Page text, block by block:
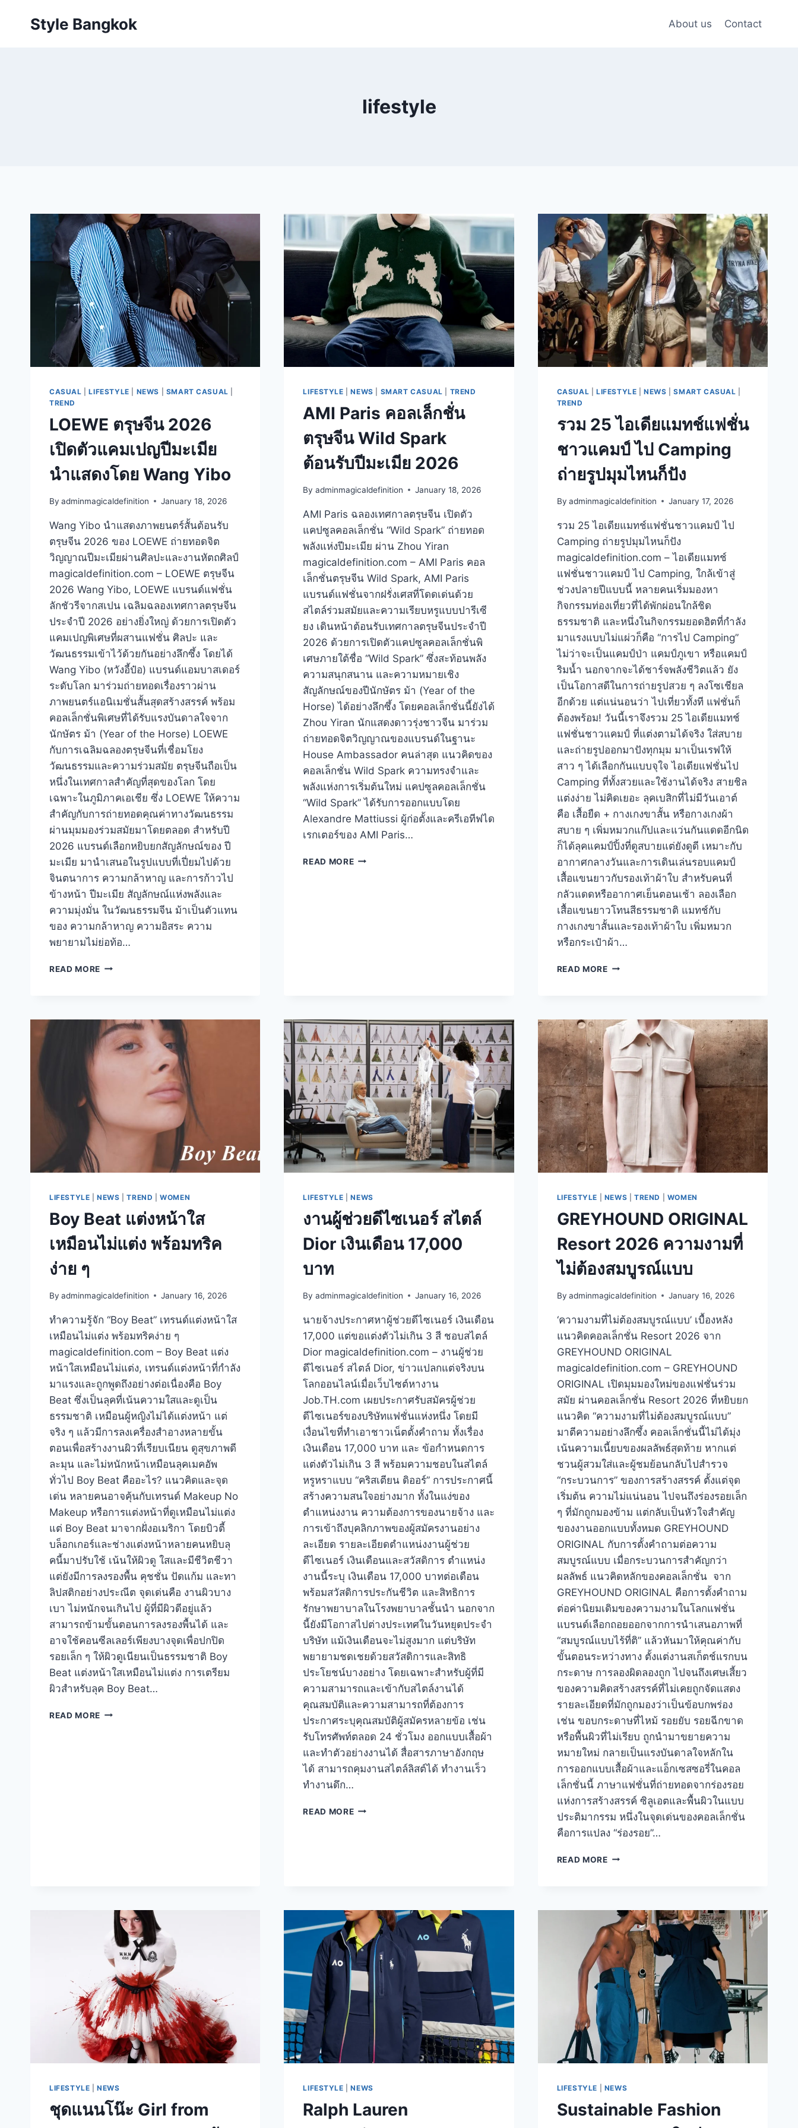
Style Bangkok About us Contact
lifestyle
CASUAL |LIFESTYLE NEWS SMART CASUAL
TREND
LOEWE ตรุษจีน 2026
เปิดตัวแคมเปญปีมะเมีย
นำแสดงโดย Wang Yibo
By adminmagicaldefinition January 18, 2026
Wang Yibo นำแสดงภาพยนตร์สั้นต้อนรับ
ตรุษจีน 2026 ของ LOEWE ถ่ายทอดจิต
วิญญาณปีมะเมียผ่านศิลปะและงานหัตถศิลป์
magicaldefinition.com – LOEWE ตรุษจีน
2026 Wang Yibo, LOEWE แบรนด์แฟชั่น
ลักชัวรีจากสเปน เฉลิมฉลองเทศกาลตรุษจีน
ประจำปี 2026 อย่างยิ่งใหญ่ ด้วยการเปิดตัว
แคมเปญพิเศษที่ผสานแฟชั่น ศิลปะ และ
วัฒนธรรมเข้าไว้ด้วยกันอย่างลึกซึ้ง โดยได้
Wang Yibo (หวังอี้ป๋อ) แบรนด์แอมบาสเดอร์
ระดับโลก มาร่วมถ่ายทอดเรื่องราวผ่าน
ภาพยนตร์แอนิเมชั่นสั้นสุดสร้างสรรค์ พร้อม
คอลเล็กชั่นพิเศษที่ได้รับแรงบันดาลใจจาก
นักษัตร ม้า (Year of the Horse) LOEWE
กับการเฉลิมฉลองตรุษจีนที่เชื่อมโยง
วัฒนธรรมและความร่วมสมัย ตรุษจีนถือเป็น
หนึ่งในเทศกาลสำคัญที่สุดของโลก โดย
เฉพาะในภูมิภาคเอเชีย ซึ่ง LOEWE ให้ความ
สำคัญกับการถ่ายทอดคุณค่าทางวัฒนธรรม
ผ่านมุมมองร่วมสมัยมาโดยตลอด สำหรับปี
2026 แบรนด์เลือกหยิบยกสัญลักษณ์ของ ปี
มะเมีย มานำเสนอในรูปแบบที่เปี่ยมไปด้วย
จินตนาการ ความกล้าหาญ และการก้าวไป
ข้างหน้า ปีมะเมีย สัญลักษณ์แห่งพลังและ
ความมุ่งมั่น ในวัฒนธรรมจีน ม้าเป็นตัวแทน
ของ ความกล้าหาญ ความอิสระ ความ
พยายามไม่ย่อท้อ…
READ MORE LOEWE
ตัว
แคมเปญ
ปี
YIBO
LIFESTYLE |NEWS SMART CASUAL TREND
AMI Paris คอลเล็กชั่น
ตรุษจีน Wild Spark
ต้อนรับปีมะเมีย 2026
By adminmagicaldefinition January 18, 2026
AMI Paris ฉลองเทศกาลตรุษจีน เปิดตัว
แคปซูลคอลเล็กชั่น “Wild Spark” ถ่ายทอด
พลังแห่งปีมะเมีย ผ่าน Zhou Yiran
magicaldefinition.com – AMI Paris คอล
เล็กชั่นตรุษจีน Wild Spark, AMI Paris
แบรนด์แฟชั่นจากฝรั่งเศสที่โดดเด่นด้วย
สไตล์ร่วมสมัยและความเรียบหรูแบบปารีเซี
ยง เดินหน้าต้อนรับเทศกาลตรุษจีนประจำปี
2026 ด้วยการเปิดตัวแคปซูลคอลเล็กชั่นพิ
เศษภายใต้ชื่อ “Wild Spark” ซึ่งสะท้อนพลัง
ความสนุกสนาน และความหมายเชิง
สัญลักษณ์ของปีนักษัตร ม้า (Year of the
Horse) ได้อย่างลึกซึ้ง โดยคอลเล็กชั่นนี้ยังได้
Zhou Yiran นักแสดงดาวรุ่งชาวจีน มาร่วม
ถ่ายทอดจิตวิญญาณของแบรนด์ในฐานะ
House Ambassador คนล่าสุด แนวคิดของ
คอลเล็กชั่น Wild Spark ความทรงจำและ
พลังแห่งการเริ่มต้นใหม่ แคปซูลคอลเล็กชั่น
“Wild Spark” ได้รับการออกแบบโดย
Alexandre Mattiussi ผู้ก่อตั้งและครีเอทีฟได
เรกเตอร์ของ AMI Paris…
READ MOREAMI
CASUAL |LIFESTYLE |NEWS |SMART CASUAL
TREND
รวม 25 ไอเดียแมทช์แฟชั่น
ชาวแคมป์ ไป Camping
ถ่ายรูปมุมไหนก็ปัง
By adminmagicaldefinition January 17, 2026
รวม 25 ไอเดียแมทช์แฟชั่นชาวแคมป์ ไป
Camping ถ่ายรูปมุมไหนก็ปัง
magicaldefinition.com – ไอเดียแมทช์
แฟชั่นชาวแคมป์ ไป Camping, ใกล้เข้าสู่
ช่วงปลายปีแบบนี้ หลายคนเริ่มมองหา
กิจกรรมท่องเที่ยวที่ได้พักผ่อนใกล้ชิด
ธรรมชาติ และหนึ่งในกิจกรรมยอดฮิตที่กำลัง
มาแรงแบบไม่แผ่วก็คือ “การไป Camping”
ไม่ว่าจะเป็นแคมป์ป่า แคมป์ภูเขา หรือแคมป์
ริมน้ำ นอกจากจะได้ชาร์จพลังชีวิตแล้ว ยัง
เป็นโอกาสดีในการถ่ายรูปสวย ๆ ลงโซเชียล
อีกด้วย แต่แน่นอนว่า ไปเที่ยวทั้งที แฟชั่นก็
ต้องพร้อม! วันนี้เราจึงรวม 25 ไอเดียแมทช์
แฟชั่นชาวแคมป์ ที่แต่งตามได้จริง ใส่สบาย
และถ่ายรูปออกมาปังทุกมุม มาเป็นเรฟให้
สาว ๆ ได้เลือกกันแบบจุใจ ไอเดียแฟชั่นไป
Camping ที่ทั้งสวยและใช้งานได้จริง สายชิล
แต่งง่าย ไม่คิดเยอะ ลุคเบสิกที่ไม่มีวันเอาต์
คือ เสื้อยืด + กางเกงขาสั้น หรือกางเกงผ้า
สบาย ๆ เพิ่มหมวกแก๊ปและแว่นกันแดดอีกนิด
ก็ได้ลุคแคมป์ปิ้งที่ดูสบายแต่ยังดูดี เหมาะกับ
อากาศกลางวันและการเดินเล่นรอบแคมป์
เสื้อแขนยาวกับรองเท้าผ้าใบ สำหรับคนที่
กลัวแดดหรืออากาศเย็นตอนเช้า ลองเลือก
เสื้อแขนยาวโทนสีธรรมชาติ แมทช์กับ
กางเกงขาสั้นและรองเท้าผ้าใบ เพิ่มหมวก
หรือกระเป๋าผ้า…
READ MOREรวม
แฟชั่น
ชาว
แคม
ป์
ไป
CAMPING
ถ่าย
รูป
มุม
ไหน
ปัง
LIFESTYLE |NEWS |TREND |WOMEN
Boy Beat แต่งหน้าใส
เหมือนไม่แต่ง พร้อมทริค
ง่าย ๆ
By adminmagicaldefinition January 16, 2026
ทำความรู้จัก “Boy Beat” เทรนด์แต่งหน้าใส
เหมือนไม่แต่ง พร้อมทริคง่าย ๆ
magicaldefinition.com – Boy Beat แต่ง
หน้าใสเหมือนไม่แต่ง, เทรนด์แต่งหน้าที่กำลัง
มาแรงและถูกพูดถึงอย่างต่อเนื่องคือ Boy
Beat ซึ่งเป็นลุคที่เน้นความใสและดูเป็น
ธรรมชาติ เหมือนผู้หญิงไม่ได้แต่งหน้า แต่
จริง ๆ แล้วมีการลงเครื่องสำอางหลายขั้น
ตอนเพื่อสร้างงานผิวที่เรียบเนียน ดูสุขภาพดี
ละมุน และไม่หนักหน้าเหมือนลุคเมคอัพ
ทั่วไป Boy Beat คืออะไร? แนวคิดและจุด
เด่น หลายคนอาจคุ้นกับเทรนด์ Makeup No
Makeup หรือการแต่งหน้าที่ดูเหมือนไม่แต่ง
แต่ Boy Beat มาจากฝั่งอเมริกา โดยบิวตี้
บล็อกเกอร์และช่างแต่งหน้าหลายคนหยิบลุ
คนี้มาปรับใช้ เน้นให้ผิวดู ใสและมีชีวิตชีวา
แต่ยังมีการลงรองพื้น คุชชั่น ปัดแก้ม และทา
ลิปสติกอย่างประณีต จุดเด่นคือ งานผิวบาง
เบา ไม่หนักจนเกินไป ผู้ที่มีผิวดีอยู่แล้ว
สามารถข้ามขั้นตอนการลงรองพื้นได้ และ
อาจใช้คอนซีลเลอร์เพียงบางจุดเพื่อปกปิด
รอยเล็ก ๆ ให้ผิวดูเนียนเป็นธรรมชาติ Boy
Beat แต่งหน้าใสเหมือนไม่แต่ง การเตรียม
ผิวสำหรับลุค Boy Beat…
READ MORE BOY
LIFESTYLE |NEWS
งานผู้ช่วยดีไซเนอร์ สไตล์
Dior เงินเดือน 17,000
บาท
By adminmagicaldefinition January 16, 2026
นายจ้างประกาศหาผู้ช่วยดีไซเนอร์ เงินเดือน
17,000 แต่ขอแต่งตัวไม่เกิน 3 สี ชอบสไตล์
Dior magicaldefinition.com – งานผู้ช่วย
ดีไซเนอร์ สไตล์ Dior, ข่าวแปลกแต่จริงบน
โลกออนไลน์เมื่อเว็บไซต์หางาน
Job.TH.com เผยประกาศรับสมัครผู้ช่วย
ดีไซเนอร์ของบริษัทแฟชั่นแห่งหนึ่ง โดยมี
เงื่อนไขที่ทำเอาชาวเน็ตตั้งคำถาม ทั้งเรื่อง
เงินเดือน 17,000 บาท และ ข้อกำหนดการ
แต่งตัวไม่เกิน 3 สี พร้อมความชอบในสไตล์
หรูหราแบบ “คริสเตียน ดิออร์” การประกาศนี้
สร้างความสนใจอย่างมาก ทั้งในแง่ของ
ตำแหน่งงาน ความต้องการของนายจ้าง และ
การเข้าถึงบุคลิกภาพของผู้สมัครงานอย่าง
ละเอียด รายละเอียดตำแหน่งงานผู้ช่วย
ดีไซเนอร์ เงินเดือนและสวัสดิการ ตำแหน่ง
งานนี้ระบุ เงินเดือน 17,000 บาทต่อเดือน
พร้อมสวัสดิการประกันชีวิต และสิทธิการ
รักษาพยาบาลในโรงพยาบาลชั้นนำ นอกจาก
นี้ยังมีโอกาสไปต่างประเทศในวันหยุดประจำ
บริษัท แม้เงินเดือนจะไม่สูงมาก แต่บริษัท
พยายามชดเชยด้วยสวัสดิการและสิทธิ
ประโยชน์บางอย่าง โดยเฉพาะสำหรับผู้ที่มี
ความสามารถและเข้ากับสไตล์งานได้
คุณสมบัติและความสามารถที่ต้องการ
ประกาศระบุคุณสมบัติผู้สมัครหลายข้อ เช่น
รับโทรศัพท์ตลอด 24 ชั่วโมง ออกแบบเสื้อผ้า
และทำตัวอย่างงานได้ สื่อสารภาษาอังกฤษ
ได้ สามารถคุมงานสไตล์ลิสต์ได้ ทำงานเร็ว
ทำงานดึก…
READ MOREงาน
17,000
บาท
LIFESTYLE NEWS TREND WOMEN
GREYHOUND ORIGINAL
Resort 2026 ความงามที่
ไม่ต้องสมบูรณ์แบบ
By adminmagicaldefinition January 16, 2026
‘ความงามที่ไม่ต้องสมบูรณ์แบบ’ เบื้องหลัง
แนวคิดคอลเล็กชั่น Resort 2026 จาก
GREYHOUND ORIGINAL
magicaldefinition.com – GREYHOUND
ORIGINAL เปิดมุมมองใหม่ของแฟชั่นร่วม
สมัย ผ่านคอลเล็กชั่น Resort 2026 ที่หยิบยก
แนวคิด “ความงามที่ไม่ต้องสมบูรณ์แบบ”
มาตีความอย่างลึกซึ้ง คอลเล็กชั่นนี้ไม่ได้มุ่ง
เน้นความเนี้ยบของผลลัพธ์สุดท้าย หากแต่
ชวนผู้สวมใส่และผู้ชมย้อนกลับไปสำรวจ
“กระบวนการ” ของการสร้างสรรค์ ตั้งแต่จุด
เริ่มต้น ความไม่แน่นอน ไปจนถึงร่องรอยเล็ก
ๆ ที่มักถูกมองข้าม แต่กลับเป็นหัวใจสำคัญ
ของงานออกแบบทั้งหมด GREYHOUND
ORIGINAL กับการตั้งคำถามต่อความ
สมบูรณ์แบบ เมื่อกระบวนการสำคัญกว่า
ผลลัพธ์ แนวคิดหลักของคอลเล็กชั่น จาก
GREYHOUND ORIGINAL คือการตั้งคำถาม
ต่อค่านิยมเดิมของความงามในโลกแฟชั่น
แบรนด์เลือกถอยออกจากการนำเสนอภาพที่
“สมบูรณ์แบบไร้ที่ติ” แล้วหันมาให้คุณค่ากับ
ขั้นตอนระหว่างทาง ตั้งแต่งานสเก็ตช์แรกบน
กระดาษ การลองผิดลองถูก ไปจนถึงเศษเสี้ยว
ของความคิดสร้างสรรค์ที่ไม่เคยถูกจัดแสดง
รายละเอียดที่มักถูกมองว่าเป็นข้อบกพร่อง
เช่น ขอบกระดาษที่ไหม้ รอยยับ รอยฉีกขาด
หรือพื้นผิวที่ไม่เรียบ ถูกนำมาขยายความ
หมายใหม่ กลายเป็นแรงบันดาลใจหลักใน
การออกแบบเสื้อผ้าและแอ็กเซสซอรี่ในคอล
เล็กชั่นนี้ ภาษาแฟชั่นที่ถ่ายทอดจากร่องรอย
แห่งการสร้างสรรค์ ซิลูเอตและพื้นผิวในแบบ
ประติมากรรม หนึ่งในจุดเด่นของคอลเล็กชั่น
คือการแปลง “ร่องรอย”…
READ MOREGREYHOUND
งาม
ที่
ไม่
ต้อง
สมบูรณ์
แบบ
LIFESTYLE |NEWS
ชุดแนนโน๊ะ Girl from
LIFESTYLE |NEWS
Ralph Lauren
LIFESTYLE NEWS
Sustainable Fashion